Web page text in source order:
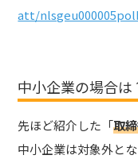
att/
中小企業の場合は
先ほど紹介した「取
中小企業は対象外とな